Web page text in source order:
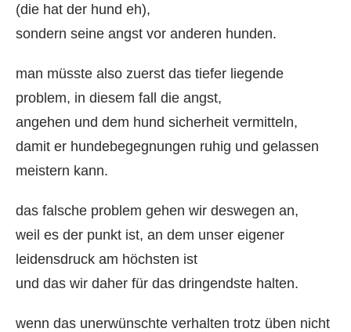
(die hat der hund eh),
sondern seine angst vor anderen hunden.
man müsste also zuerst das tiefer liegende
problem, in diesem fall die angst,
angehen und dem hund sicherheit vermitteln,
damit er hundebegegnungen ruhig und gelassen
meistern kann.
das falsche problem gehen wir deswegen an,
weil es der punkt ist, an dem unser eigener
leidensdruck am höchsten ist
und das wir daher für das dringendste halten.
wenn das unerwünschte verhalten trotz üben nicht